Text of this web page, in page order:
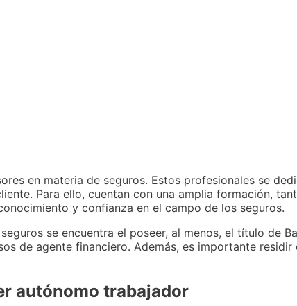
en materia de seguros. Estos profesionales se
Para ello, cuentan con una amplia formación,
y confianza en el campo de los seguros.
se encuentra el poseer, al menos, el título de
de agente financiero. Además, es importante
autónomo trabajador